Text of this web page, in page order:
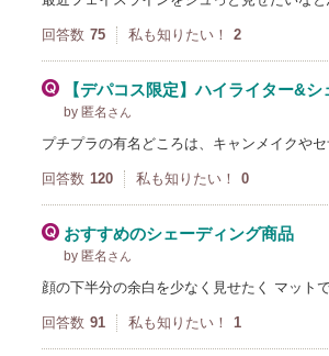
回答数 75 私も知りたい！ 2
【デパコス限定】ハイライター&
by 匿名 さん
プチプラの有名どころは、キャンメイクや
回答数 120 私も知りたい！ 0
おすすめのシェーディング商品
by 匿名 さん
顔の下半分の余白を少なく見せたく マット
回答数 91 私も知りたい！ 1